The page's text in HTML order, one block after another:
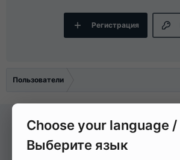
Регистрация
Пользователи
G
Choose your language /
Выберите язык